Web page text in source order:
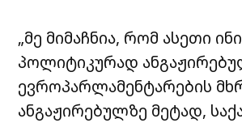
„მე მიმაჩნია, რომ ასეთი
პოლიტიკურად
ევროპარლამენტარების
ანგაჟირებულზე მეტად,